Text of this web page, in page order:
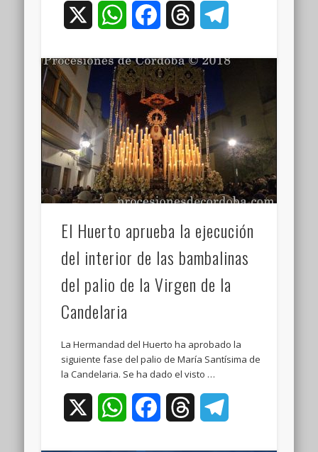
WhatsAppFacebookThreads
El Huerto aprueba la ejecución
del interior de las bambalinas
del palio de la Virgen de la
Candelaria
La Hermandad del Huerto ha aprobado la
siguiente fase del palio de María Santísima de
la Candelaria. Se ha dado el visto …
WhatsAppFacebookThreads